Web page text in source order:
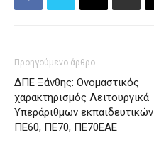
Προηγούμενο άρθρο
ΔΠΕ Ξάνθης: Ονομαστικός
χαρακτηρισμός Λειτουργικά
Υπεράριθμων εκπαιδευτικών
ΠΕ60, ΠΕ70, ΠΕ70ΕΑΕ